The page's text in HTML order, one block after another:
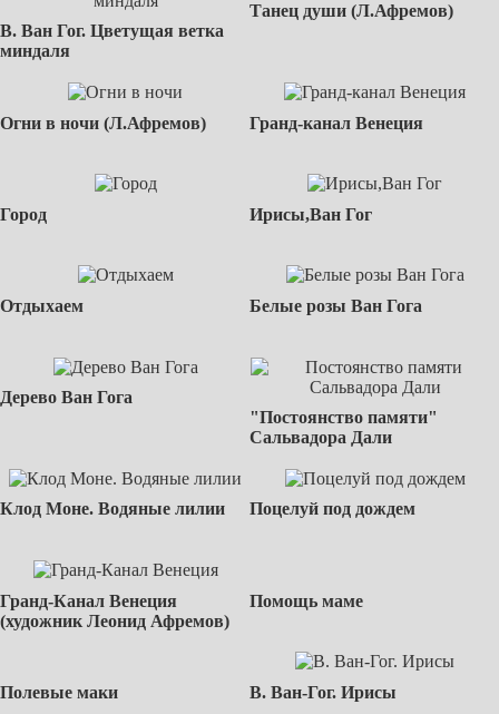
В. Ван Гог. Цветущая ветка
миндаля
Танец души (Л.Афремов)
Огни в ночи (Л.Афремов) Гранд-канал Венеция
Город Ирисы,Ван Гог
Отдыхаем Белые розы Ван Гога
Дерево Ван Гога
"Постоянство памяти"
Сальвадора Дали
Клод Моне. Водяные лилии Поцелуй под дождем
Гранд-Канал Венеция
(художник Леонид Афремов)
Помощь маме
Полевые маки В. Ван-Гог. Ирисы